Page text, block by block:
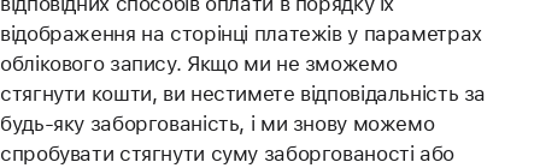
відображення на сторінці платежів у параметрах
облікового запису. Якщо ми не зможемо
стягнути кошти, ви нестимете відповідальність за
будь-яку заборгованість, і ми знову можемо
спробувати стягнути суму заборгованості або